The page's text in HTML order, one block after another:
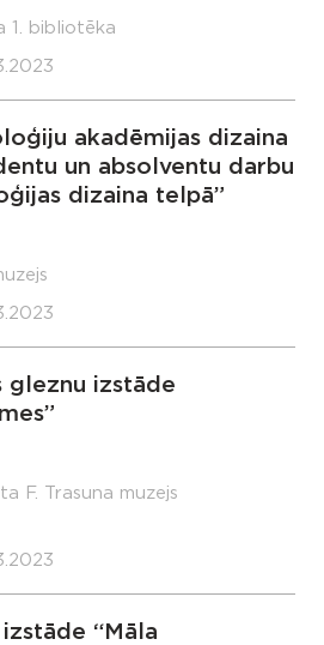
1. bibliotēka
akadēmijas dizaina
un absolventu darbu
dizaina telpā”
gleznu izstāde
F. Trasuna muzejs
“Māla